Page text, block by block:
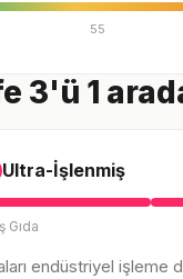
55
3'ü 1
Ultra-İşlenmiş
Gıda
endüstriyel işleme